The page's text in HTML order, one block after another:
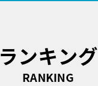
ランキング
RANKING